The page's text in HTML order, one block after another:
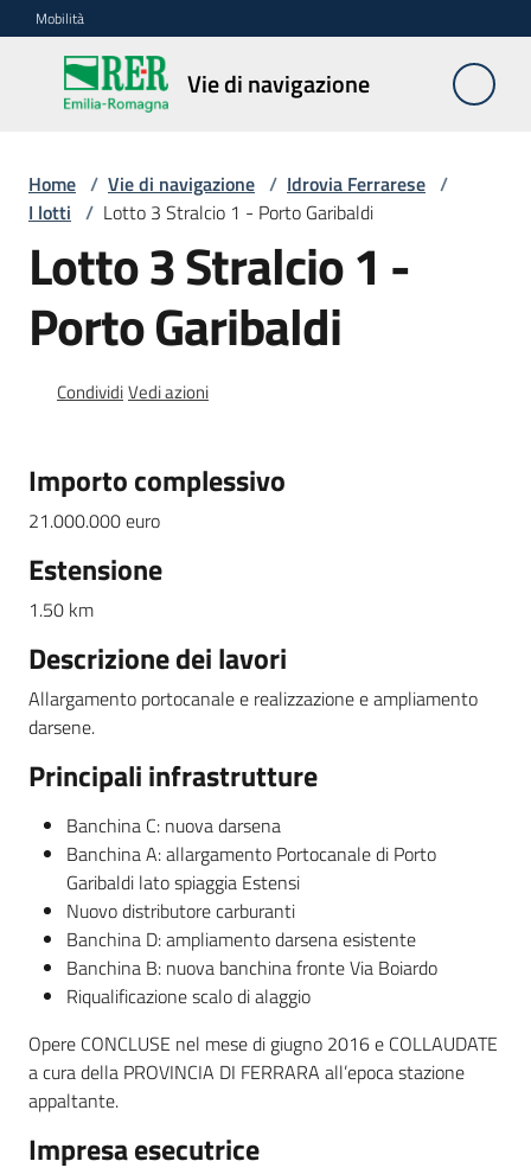
Vai al contenuto
Vai alla navigazione
Vai al footer
Mobilità
Vie di navigazione
Vie di
navigazione
Contesto
dati
Normativa
Menu selezionato
Argomenti
Novità
Servizi
Leggi Atti Bandi
Piani Programmi
Progetti
Home / Vie di navigazione / Idrovia Ferrarese /
I lotti / Lotto 3 Stralcio 1 - Porto Garibaldi
Lotto 3 Stralcio 1 -
Porto Garibaldi
CondividiVedi azioni
Importo complessivo
21.000.000 euro
Estensione
1.50 km
Descrizione dei lavori
Allargamento portocanale e realizzazione e ampliamento
darsene.
Principali infrastrutture
Banchina C: nuova darsena
Banchina A: allargamento Portocanale di Porto
Garibaldi lato spiaggia Estensi
Nuovo distributore carburanti
Banchina D: ampliamento darsena esistente
Banchina B: nuova banchina fronte Via Boiardo
Riqualificazione scalo di alaggio
Opere CONCLUSE nel mese di giugno 2016 e COLLAUDATE
a cura della PROVINCIA DI FERRARA all’epoca stazione
appaltante.
Impresa esecutrice